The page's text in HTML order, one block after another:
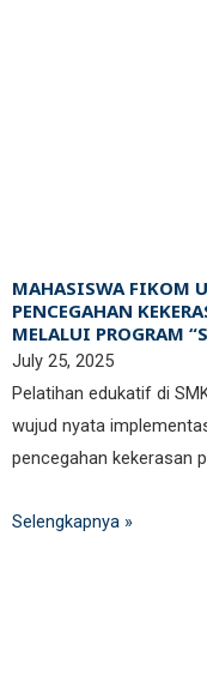
MAHASISWA FIKOM
PENCEGAHAN
MELALUI PROGRAM
July 25, 2025
Pelatihan edukatif di
wujud nyata
pencegahan kekerasan
Selengkapnya »